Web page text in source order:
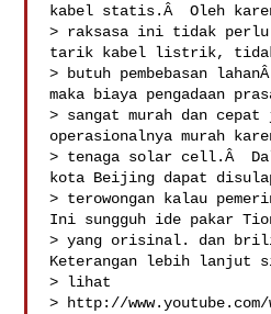
kabel statis.Â  Oleh
> raksasa ini tidak
tarik kabel listrik,
> butuh pembebasan
maka biaya pengadaan
> sangat murah dan
operasionalnya murah
> tenaga solar cell.Â
kota Beijing dapat
> terowongan kalau
Ini sungguh ide pakar
> yang orisinal. dan
Keterangan lebih lanjut
> lihat
> http://www.youtube.com/